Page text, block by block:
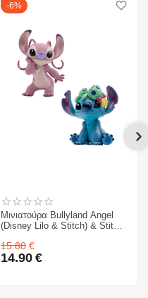
6%
Μινιατούρα Bullyland Angel
(Disney Lilo & Stitch) & Stitch
15.80 €
14.90 €